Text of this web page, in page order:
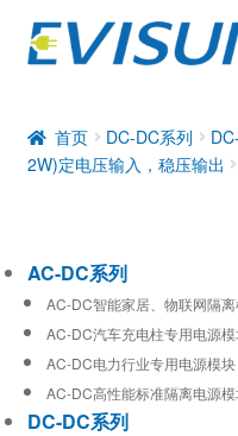
DC-DC系列
工业通信模块
首页 DC-DC系列
2W)定电压输入，稳压输出
AC-DC系列
AC-DC智能家居、物联网隔
AC-DC汽车充电柱专用电源
AC-DC电力行业专用电源模块
AC-DC高性能标准隔离电源
DC-DC系列